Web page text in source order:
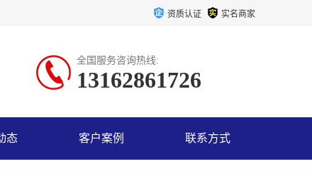
资质认证 实名商家
全国服务咨询热线:
13162861726
态 客户案例 联系方式